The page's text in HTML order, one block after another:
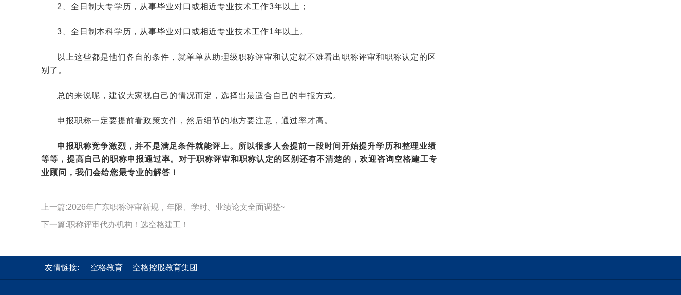
2、全日制大专学历，从事毕业对口或相近专业技术工作3年以上；
3、全日制本科学历，从事毕业对口或相近专业技术工作1年以上。
以上这些都是他们各自的条件，就单单从助理级职称评审和认定就不难看出职称评审和职称认定的区
别了。
总的来说呢，建议大家视自己的情况而定，选择出最适合自己的申报方式。
申报职称一定要提前看政策文件，然后细节的地方要注意，通过率才高。
申报职称竞争激烈，并不是满足条件就能评上。所以很多人会提前一段时间开始提升学历和整理业绩
等等， 提高自己的职称申报通过率。对于职称评审和职称认定的区别还有不清楚的，欢迎咨询空格建工专
业顾问，我们会给您最专业的解答！
上一篇:2026年广东职称评审新规，年限、学时、业绩论文全面调整~
下一篇:职称评审代办机构！选空格建工！
友情链接: 空格教育 空格控股教育集团